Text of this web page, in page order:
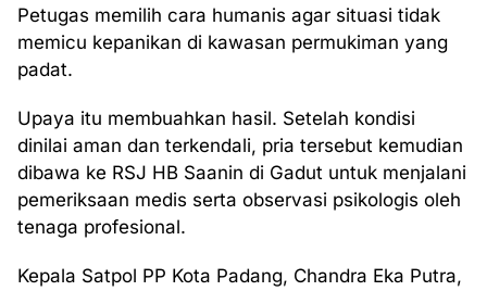
Petugas memilih cara humanis agar situasi tidak
memicu kepanikan di kawasan permukiman yang
padat.
Upaya itu membuahkan hasil. Setelah kondisi
dinilai aman dan terkendali, pria tersebut kemudian
dibawa ke RSJ HB Saanin di Gadut untuk menjalani
pemeriksaan medis serta observasi psikologis oleh
tenaga profesional.
Kepala Satpol PP Kota Padang, Chandra Eka Putra,